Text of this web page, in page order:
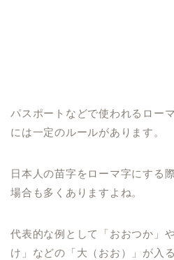
パスポートなどで使われるロー
には一定のルールがあります。
日本人の苗字をローマ字にする
場合も多くありますよね。
代表的な例として「おおつか」
け」などの「大（おお）」が入